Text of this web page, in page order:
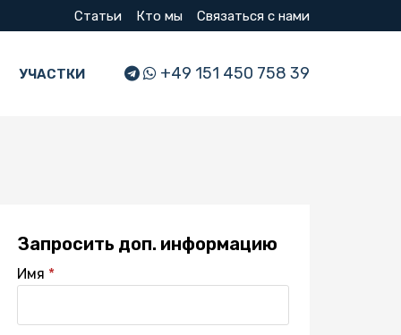
Статьи Кто мы Связаться с нами
УЧАСТКИ +49 151 450 758 39
Запросить доп. информацию
Имя